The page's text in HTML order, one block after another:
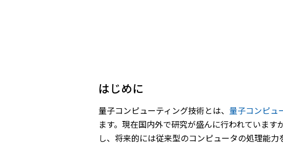
はじめに
量子コンピューティング技術とは、 量子コンピュ
ます。現在国内外で研究が盛んに行われていま
し、将来的には従来型のコンピュータの処理能